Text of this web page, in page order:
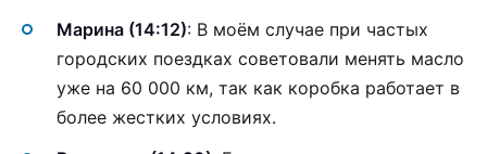
Марина (14:12): В моём случае при частых
городских поездках советовали менять масло
уже на 60 000 км, так как коробка работает в
более жестких условиях.